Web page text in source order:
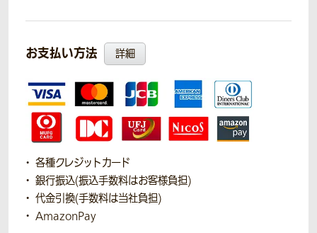
お支払い方法 詳細
各種クレジットカード
銀行振込(振込手数料はお客様負担)
代金引換(手数料は当社負担)
AmazonPay